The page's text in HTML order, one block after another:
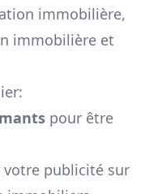
immobilière,
immobilière et
pour être
votre publicité sur